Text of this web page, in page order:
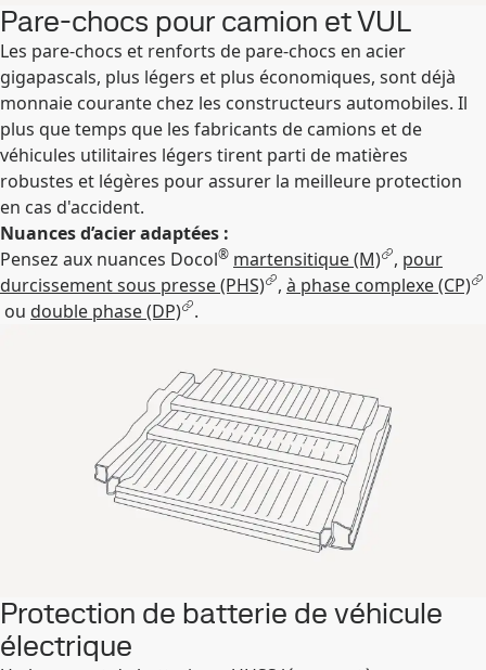
Pare-chocs pour camion et VUL
Les pare-chocs et renforts de pare-chocs en acier
gigapascals, plus légers et plus économiques, sont déjà
monnaie courante chez les constructeurs automobiles. Il
plus que temps que les fabricants de camions et de
véhicules utilitaires légers tirent parti de matières
robustes et légères pour assurer la meilleure protection
en cas d'accident.
Nuances d’acier adaptées :
Pensez aux nuances Docol® martensitique (M) , pour
durcissement sous presse (PHS) , à phase complexe (CP)
ou double phase (DP) .
Protection de batterie de véhicule
électrique